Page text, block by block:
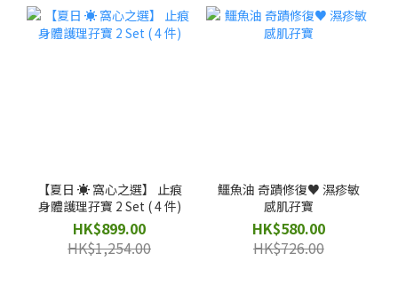
【夏日 ☀️ 窩心之選】 止痕
身體護理孖寶 2 Set ( 4 件)
HK$899.00
HK$1,254.00
鱷魚油 奇蹟修復♥️ 濕疹敏
感肌孖寶
HK$580.00
HK$726.00